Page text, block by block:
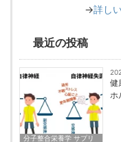
→詳し
最近の投稿
分子整合栄養学 サプリ
健
ホ